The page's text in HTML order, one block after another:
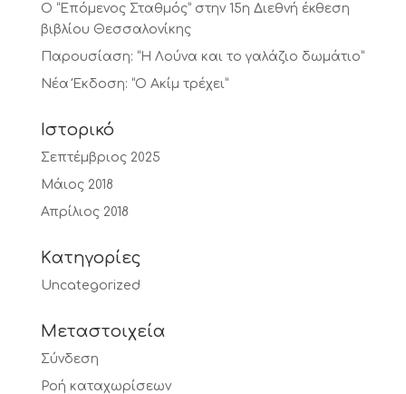
Ο “Επόμενος Σταθμός” στην 15η Διεθνή έκθεση
βιβλίου Θεσσαλονίκης
Παρουσίαση: “Η Λούνα και το γαλάζιο δωμάτιο”
Νέα Έκδοση: “Ο Ακίμ τρέχει”
Ιστορικό
Σεπτέμβριος 2025
Μάιος 2018
Απρίλιος 2018
Kατηγορίες
Uncategorized
Μεταστοιχεία
Σύνδεση
Ροή καταχωρίσεων